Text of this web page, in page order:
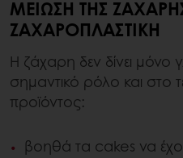
ΜΕΊΩΣΗ ΤΗΣ
ΖΑΧΑΡΟΠΛΑΣΤΙΚΉ
Η ζάχαρη δεν δίνει μόνο
σημαντικό ρόλο και στο
προϊόντος:
βοηθά τα cakes να